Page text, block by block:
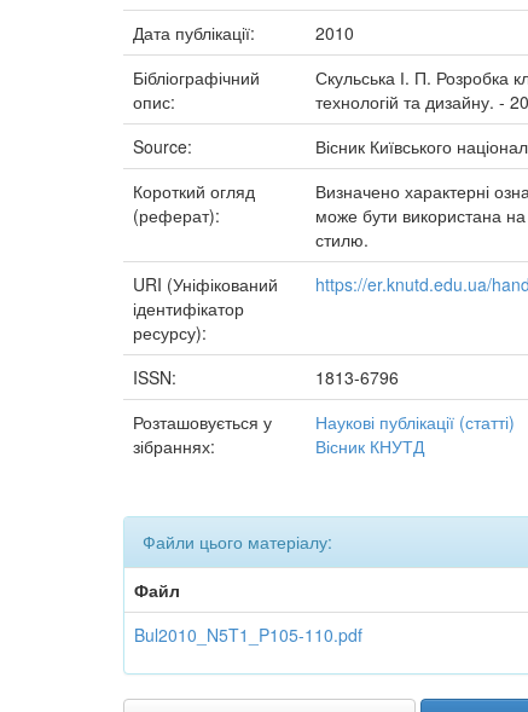
Дата публікації:
2010
Бібліографічний
опис:
Скульська І. П. Розробка
технологій та дизайну. -
Source:
Вісник Київського
Короткий огляд
(реферат):
Визначено характерні
може бути використана
стилю.
URI (Уніфікований
ідентифікатор
ресурсу):
https://er.knutd.edu.ua/
ISSN:
1813-6796
Розташовується у
зібраннях:
Наукові публікації (статті)
Вісник КНУТД
Файли цього матеріалу:
Файл
Bul2010_N5T1_P105-110.pdf